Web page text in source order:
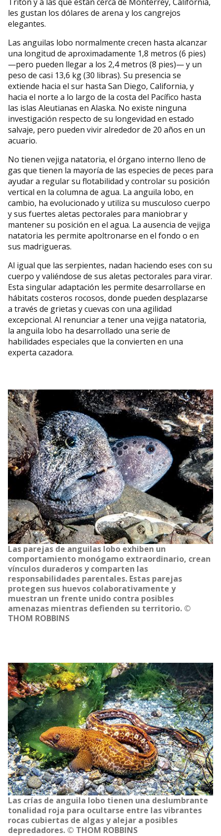
les gustan los dólares de arena y los cangrejos
elegantes.
Las anguilas lobo normalmente crecen hasta alcanzar
una longitud de aproximadamente 1,8 metros (6 pies)
—pero pueden llegar a los 2,4 metros (8 pies)— y un
peso de casi 13,6 kg (30 libras). Su presencia se
extiende hacia el sur hasta San Diego, California, y
hacia el norte a lo largo de la costa del Pacífico hasta
las islas Aleutianas en Alaska. No existe ninguna
investigación respecto de su longevidad en estado
salvaje, pero pueden vivir alrededor de 20 años en un
acuario.
No tienen vejiga natatoria, el órgano interno lleno de
gas que tienen la mayoría de las especies de peces para
ayudar a regular su flotabilidad y controlar su posición
vertical en la columna de agua. La anguila lobo, en
cambio, ha evolucionado y utiliza su musculoso cuerpo
y sus fuertes aletas pectorales para maniobrar y
mantener su posición en el agua. La ausencia de vejiga
natatoria les permite apoltronarse en el fondo o en
sus madrigueras.
Al igual que las serpientes, nadan haciendo eses con su
cuerpo y valiéndose de sus aletas pectorales para virar.
Esta singular adaptación les permite desarrollarse en
hábitats costeros rocosos, donde pueden desplazarse
a través de grietas y cuevas con una agilidad
excepcional. Al renunciar a tener una vejiga natatoria,
la anguila lobo ha desarrollado una serie de
habilidades especiales que la convierten en una
experta cazadora.
Las parejas de anguilas lobo exhiben un
comportamiento monógamo extraordinario, crean
vínculos duraderos y comparten las
responsabilidades parentales. Estas parejas
protegen sus huevos colaborativamente y
muestran un frente unido contra posibles
amenazas mientras defienden su territorio. ©
THOM ROBBINS
Las crías de anguila lobo tienen una deslumbrante
tonalidad roja para ocultarse entre las vibrantes
rocas cubiertas de algas y alejar a posibles
depredadores. © THOM ROBBINS